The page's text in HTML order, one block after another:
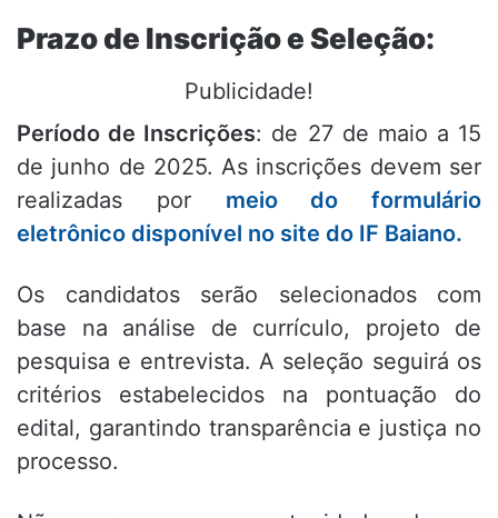
Prazo de Inscrição e Seleção:
Publicidade!
Período de Inscrições: de 27 de maio a 15
de junho de 2025. As inscrições devem ser
realizadas por meio do formulário
eletrônico disponível no site do IF Baiano.
Os candidatos serão selecionados com
base na análise de currículo, projeto de
pesquisa e entrevista. A seleção seguirá os
critérios estabelecidos na pontuação do
edital, garantindo transparência e justiça no
processo.